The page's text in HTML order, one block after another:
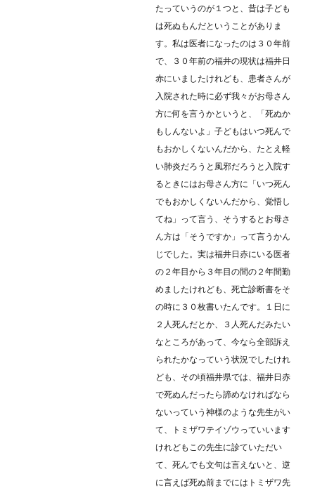
たっていうのが１つと、昔は子ども
は死ぬもんだということがありま
す。私は医者になったのは３０年前
で、３０年前の福井の現状は福井日
赤にいましたけれども、患者さんが
入院された時に必ず我々がお母さん
方に何を言うかというと、「死ぬか
もしんないよ」子どもはいつ死んで
もおかしくないんだから、たとえ軽
い肺炎だろうと風邪だろうと入院す
るときにはお母さん方に「いつ死ん
でもおかしくないんだから、覚悟し
てね」って言う、そうするとお母さ
ん方は「そうですか」って言うかん
じでした。実は福井日赤にいる医者
の２年目から３年目の間の２年間勤
めましたけれども、死亡診断書をそ
の時に３０枚書いたんです。１日に
２人死んだとか、３人死んだみたい
なところがあって、今なら全部訴え
られたかなっていう状況でしたけれ
ども、その頃福井県では、福井日赤
で死ぬんだったら諦めなければなら
ないっていう神様のような先生がい
て、トミザワテイゾウっていいます
けれどもこの先生に診ていただい
て、死んでも文句は言えないと、逆
に言えば死ぬ前までにはトミザワ先